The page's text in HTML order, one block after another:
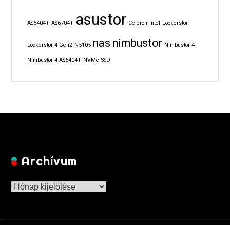
AS5404T AS6704T asustor Celeron Intel Lockerstor
Lockerstor 4 Gen2 N5105 nas nimbustor Nimbustor 4
Nimbustor 4 AS5404T NVMe SSD
Archívum
Archívum